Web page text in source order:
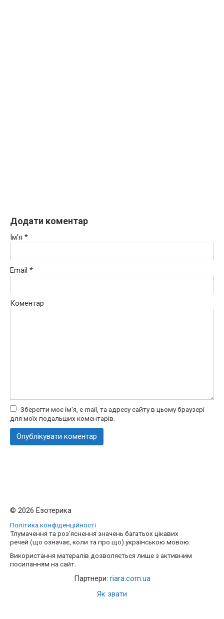
Додати коментар
Ім'я *
Email *
Коментар
Зберегти моє ім'я, e-mail, та адресу сайту в цьому браузері
для моїх подальших коментарів.
© 2026 Езотерика
Політика конфіденційності
Тлумачення та роз'яснення значень багатьох цікавих
речей (що означає, коли та про що) українською мовою.
Використання матералів дозволяється лише з активним
посиланням на сайт.
Партнери: riara.com.ua
Як звати